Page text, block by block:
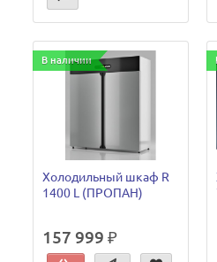
В наличии
Холодильный шкаф R
1400 L (ПРОПАН)
157 999 ₽